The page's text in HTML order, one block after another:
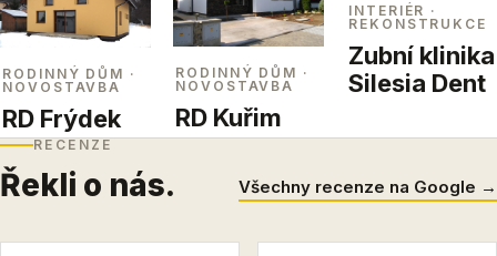
RODINNÝ DŮM ·
NOVOSTAVBA
RD Frýdek
RODINNÝ DŮM ·
NOVOSTAVBA
RD Kuřim
INTERIÉR ·
REKONSTRUKCE
Zubní klinika
Silesia Dent
RECENZE
Řekli o nás. Všechny recenze na Google →